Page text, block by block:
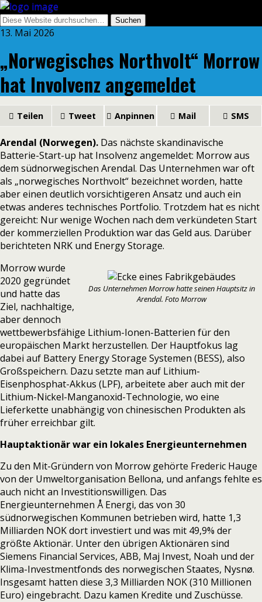
13. Mai 2026
„Norwegisches Northvolt“ Morrow
hat Involvenz angemeldet
Teilen Tweet Anpinnen Mail SMS
Arendal (Norwegen). Das nächste skandinavische
Batterie-Start-up hat Insolvenz angemeldet: Morrowaus
dem südnorwegischen Arendal. Das Unternehmen war oft
als „norwegisches Northvolt“ bezeichnet worden, hatte
aber einen deutlich vorsichtigeren Ansatz und auch ein
etwas anderes technisches Portfolio. Trotzdem hat es nicht
gereicht: Nur wenige Wochen nach dem verkündeten Start
der kommerziellen Produktion war das Geld aus. Darüber
berichteten NRK und Energy Storage.
Das Unternehmen Morrow hatte seinen Hauptsitz in
Arendal. Foto Morrow
Morrow wurde
2020 gegründet
und hatte das
Ziel, nachhaltige,
aber dennoch
wettbewerbsfähige Lithium-Ionen-Batterien für den
europäischen Markt herzustellen. Der Hauptfokus lag
dabei auf Battery Energy Storage Systemen (BESS), also
Großspeichern. Dazu setzte man auf Lithium-
Eisenphosphat-Akkus (LPF), arbeitete aber auch mit der
Lithium-Nickel-Manganoxid-Technologie, wo eine
Lieferkette unabhängig von chinesischen Produkten als
früher erreichbar gilt.
Hauptaktionär war ein lokales Energieunternehmen
Zu den Mit-Gründern von Morrow gehörte Frederic Hauge
von der Umweltorganisation Bellona, und anfangs fehlte es
auch nicht an Investitionswilligen. Das
Energieunternehmen Å Energi, das von 30
südnorwegischen Kommunen betrieben wird, hatte 1,3
Milliarden NOK dort investiert und was mit 49,9% der
größte Aktionär. Unter den übrigen Aktionären sind
Siemens Financial Services, ABB, Maj Invest, Noah und der
Klima-Investmentfonds des norwegischen Staates, Nysnø.
Insgesamt hatten diese 3,3 Milliarden NOK (310 Millionen
Euro) eingebracht. Dazu kamen Kredite und Zuschüsse.